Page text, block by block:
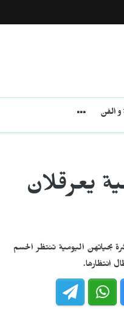
و الفن
يعرقلان
بحياتهن اليومية تنتظر الحسم
انتظارها.